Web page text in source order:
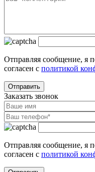
Отправляя сообщение, я
согласен с политикой
Заказать звонок
Отправляя сообщение, я
согласен с политикой